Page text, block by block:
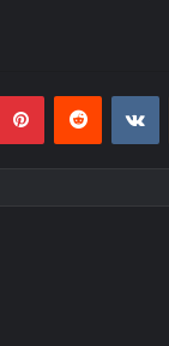
PinterestReddit